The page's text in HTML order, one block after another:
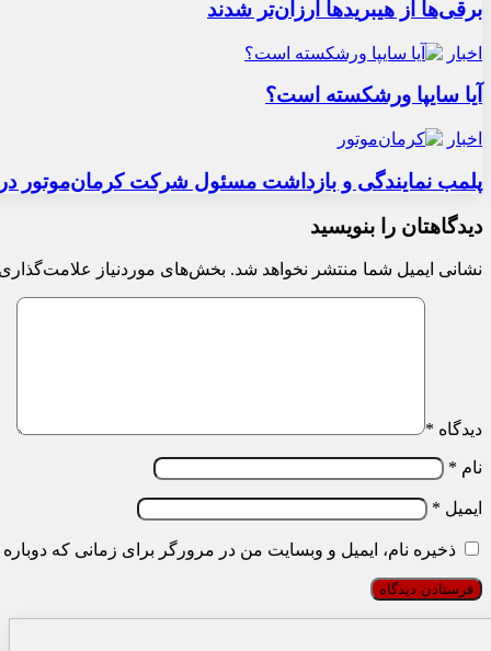
برقی‌ها از هیبریدها ارزان‌تر شدند
اخبار
آیا سایپا ورشکسته است؟
اخبار
پلمب نمایندگی و بازداشت مسئول شرکت کرمان‌موتور
دیدگاهتان را بنویسید
نشانی ایمیل شما منتشر نخواهد شد. بخش‌های موردنیاز
دیدگاه *
نام *
ایمیل *
ذخیره نام، ایمیل و وبسایت من در مرورگر برای زمانی که